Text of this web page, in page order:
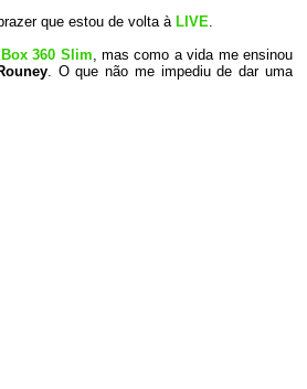
que estou de volta à LIVE.
360 Slim, mas como a vida me ensinou
. O que não me impediu de dar uma